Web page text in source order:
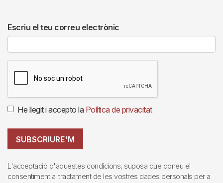
Escriu el teu correu electrònic
He llegit i accepto la Política de privacitat
SUBSCRIURE'M
L'acceptació d'aquestes condicions, suposa que doneu el
consentiment al tractament de les vostres dades personals per a